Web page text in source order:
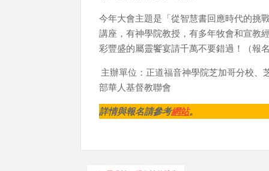
今年大會主題是「從智慧書回應時代的挑
講座，有神學院教授，有多年牧會和宣教
彩豐盛的屬靈饗宴請千萬不要錯過！（報
主辦單位：正道福音神學院芝加哥分校、
部華人基督教聯會
詳情與報名請參考網站。